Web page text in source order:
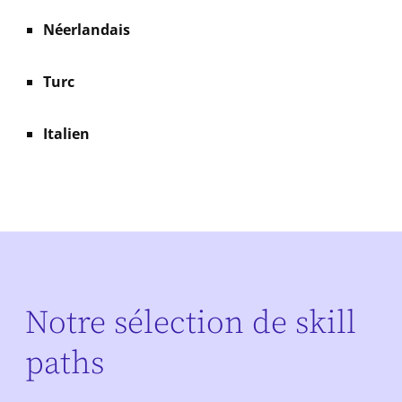
Néerlandais
Turc
Italien
Notre sélection de skill
paths